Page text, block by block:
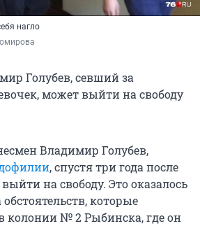
нагло
Голубев, севший за
может выйти на свободу
Владимир Голубев,
, спустя три года после
на свободу. Это оказалось
которые
колонии № 2 Рыбинска, где он